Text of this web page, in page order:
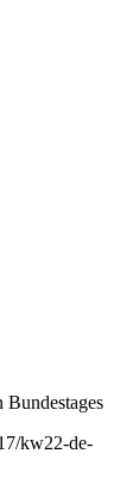
Bundestages
kw22-de-